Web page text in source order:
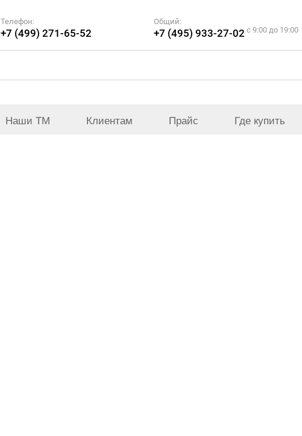
Телефон:
+7 (499) 271-65-52
Общий:
+7 (495) 933-27-02 c 9:00 до 19:00
Наши ТМ Клиентам Прайс Где купить